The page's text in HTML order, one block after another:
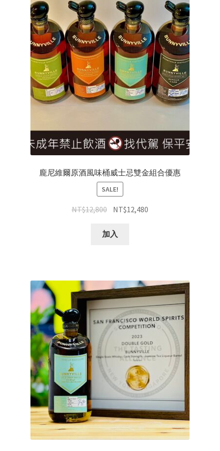
龐尼維爾原酒風味桶威士忌雙金組合優惠
SALE!
NT$12,800 NT$12,480
加入